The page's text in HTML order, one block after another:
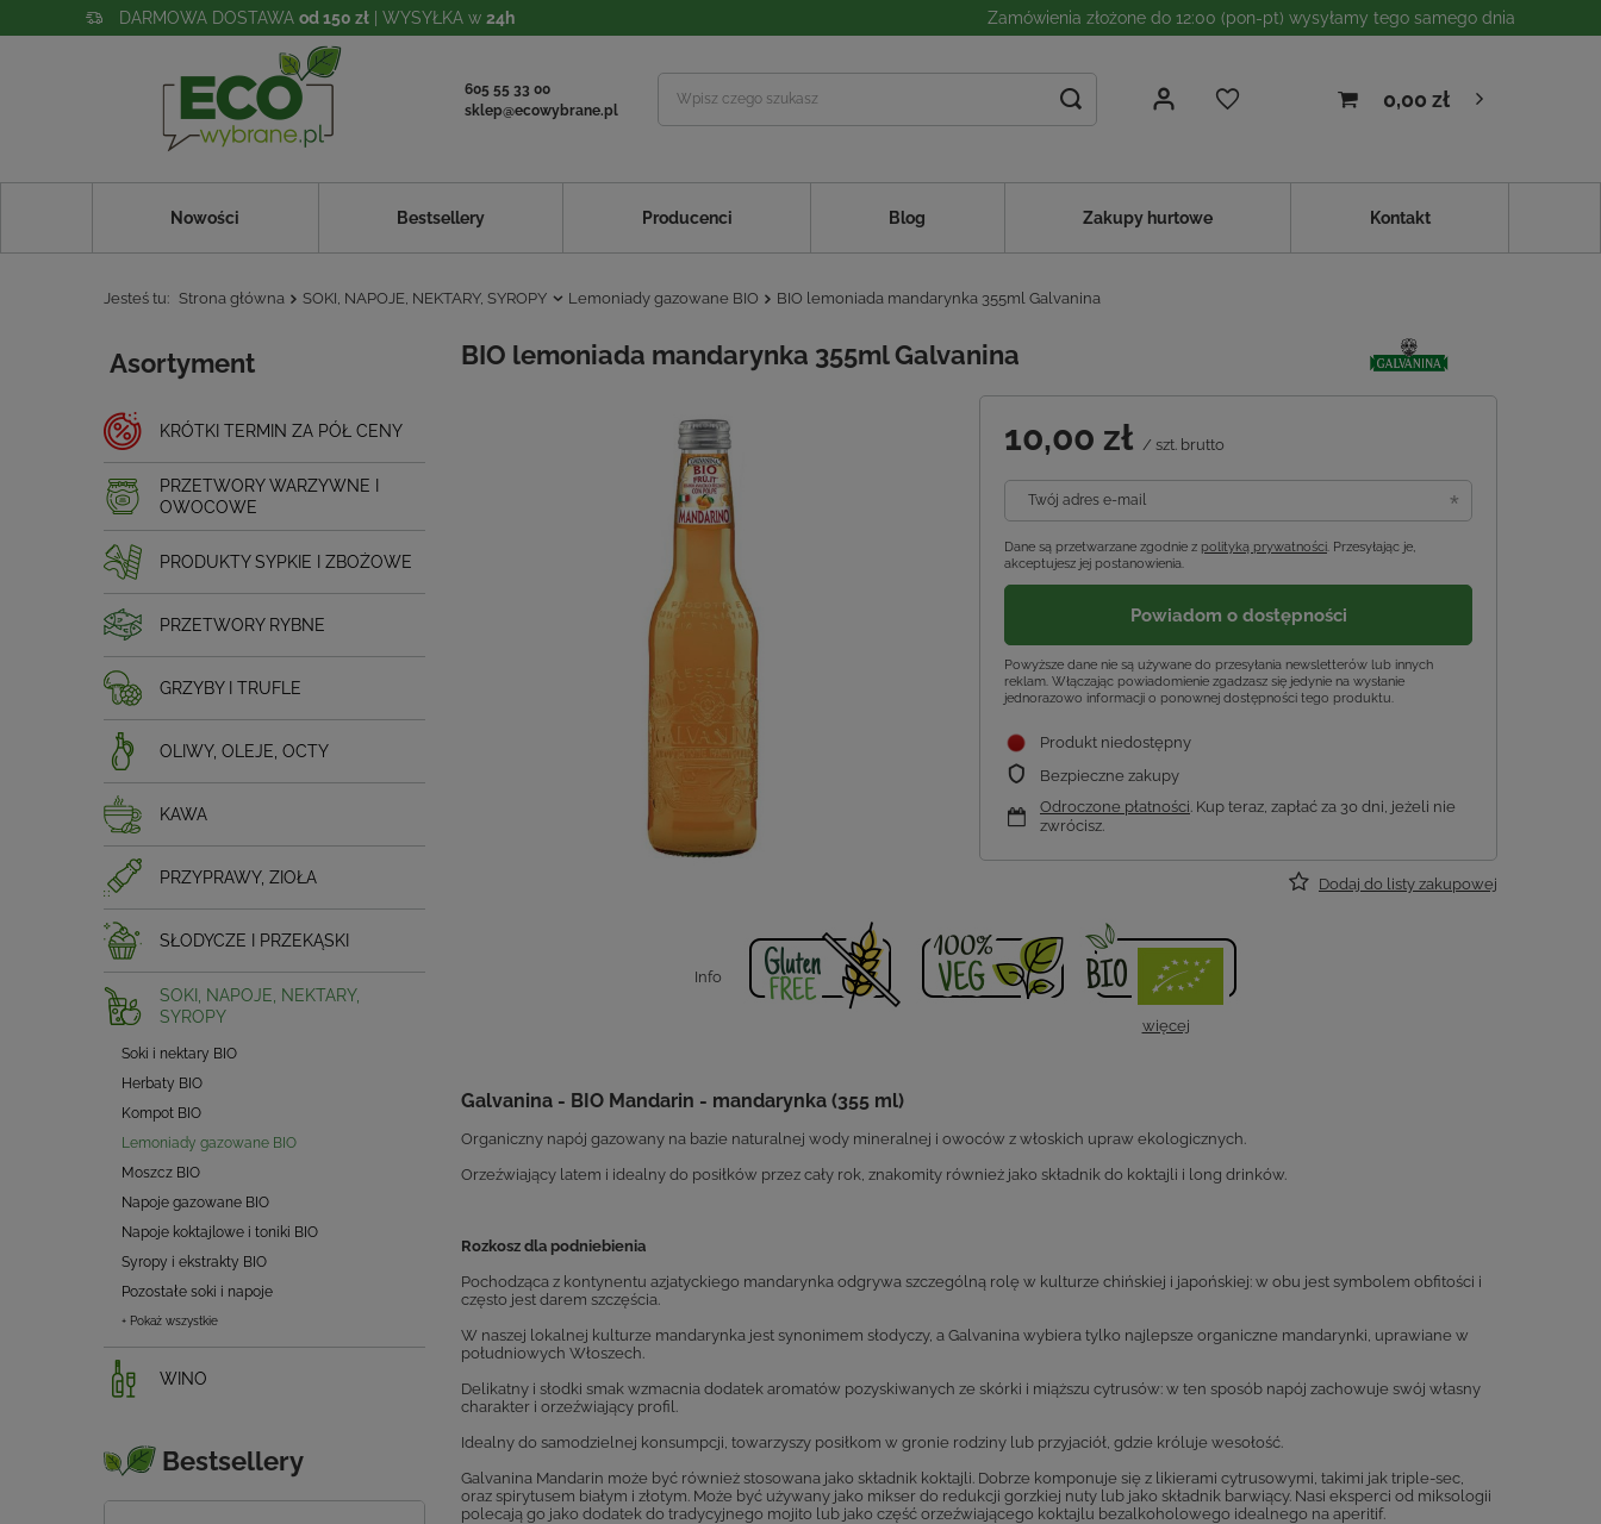
DARMOWA DOSTAWA od 150 zł | WYSYŁKA w 24h Zamówienia złożone do 12:00 (pon-pt) wysyłamy tego samego dnia
605 55 33 00
sklep@ecowybrane.pl
0,00 zł
Nowości Bestsellery Producenci Blog Zakupy hurtowe Kontakt
Jesteś tu: Strona główna SOKI, NAPOJE, NEKTARY, SYROPY Lemoniady gazowane BIO BIO lemoniada mandarynka 355ml Galvanina
Asortyment
KRÓTKI TERMIN ZA PÓŁ CENY
PRZETWORY WARZYWNE I
OWOCOWE
PRODUKTY SYPKIE I ZBOŻOWE
PRZETWORY RYBNE
GRZYBY I TRUFLE
OLIWY, OLEJE, OCTY
KAWA
PRZYPRAWY, ZIOŁA
SŁODYCZE I PRZEKĄSKI
SOKI, NAPOJE, NEKTARY,
SYROPY
Soki i nektary BIO
Herbaty BIO
Kompot BIO
Lemoniady gazowane BIO
Moszcz BIO
Napoje gazowane BIO
Napoje koktajlowe i toniki BIO
Syropy i ekstrakty BIO
Pozostałe soki i napoje
+ Pokaż wszystkie
WINO
Bestsellery
BIO lemoniada mandarynka 355ml Galvanina
10,00 zł / szt. brutto
Twój adres e-mail
Dane są przetwarzane zgodnie z polityką prywatności. Przesyłając je,
akceptujesz jej postanowienia.
Powiadom o dostępności
Powyższe dane nie są używane do przesyłania newsletterów lub innych
reklam. Włączając powiadomienie zgadzasz się jedynie na wysłanie
jednorazowo informacji o ponownej dostępności tego produktu.
Produkt niedostępny
Bezpieczne zakupy
Odroczone płatności. Kup teraz, zapłać za 30 dni, jeżeli nie
zwrócisz.
Dodaj do listy zakupowej
Info
więcej
Galvanina - BIO Mandarin - mandarynka (355 ml)
Organiczny napój gazowany na bazie naturalnej wody mineralnej i owoców z włoskich upraw ekologicznych.
Orzeźwiający latem i idealny do posiłków przez cały rok, znakomity również jako składnik do koktajli i long drinków.
Rozkosz dla podniebienia
Pochodząca z kontynentu azjatyckiego mandarynka odgrywa szczególną rolę w kulturze chińskiej i japońskiej: w obu jest symbolem obfitości i
często jest darem szczęścia.
W naszej lokalnej kulturze mandarynka jest synonimem słodyczy, a Galvanina wybiera tylko najlepsze organiczne mandarynki, uprawiane w
południowych Włoszech.
Delikatny i słodki smak wzmacnia dodatek aromatów pozyskiwanych ze skórki i miąższu cytrusów: w ten sposób napój zachowuje swój własny
charakter i orzeźwiający profil.
Idealny do samodzielnej konsumpcji, towarzyszy posiłkom w gronie rodziny lub przyjaciół, gdzie króluje wesołość.
Galvanina Mandarin może być również stosowana jako składnik koktajli. Dobrze komponuje się z likierami cytrusowymi, takimi jak triple-sec,
oraz spirytusem białym i złotym. Może być używany jako mikser do redukcji gorzkiej nuty lub jako składnik barwiący. Nasi eksperci od miksologii
polecają go jako dodatek do tradycyjnego mojito lub jako część orzeźwiającego koktajlu bezalkoholowego idealnego na aperitif.